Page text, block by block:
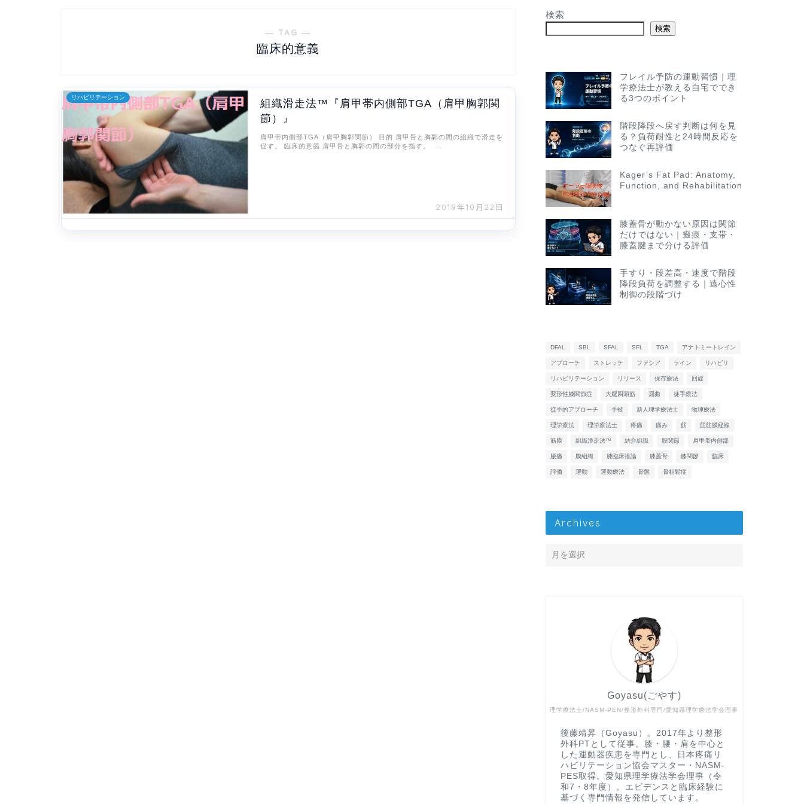
― TAG ―
臨床的意義
リハビリテーション
組織滑走法™『肩甲帯内側部TGA（肩甲胸郭関
節）』
2019年10月22日
肩甲帯内側部TGA（肩甲胸郭関節） 目的 肩甲骨と胸郭の間の組織で滑走を
促す。 臨床的意義 肩甲骨と胸郭の間の部分を指す。 …
検索
検索
フレイル予防の運動習慣｜理
学療法士が教える自宅ででき
る3つのポイント
階段降段へ戻す判断は何を見
る？負荷耐性と24時間反応を
つなぐ再評価
Kager’s Fat Pad: Anatomy,
Function, and Rehabilitation
膝蓋骨が動かない原因は関節
だけではない｜瘢痕・支帯・
膝蓋腱まで分ける評価
手すり・段差高・速度で階段
降段負荷を調整する｜遠心性
制御の段階づけ
DFAL SBL SFAL SFL TGA アナトミートレイン
アプローチ ストレッチ ファシア ライン リハビリ
リハビリテーション リリース 保存療法 回旋
変形性膝関節症 大腿四頭筋 屈曲 徒手療法
徒手的アプローチ 手技 新人理学療法士 物理療法
理学療法 理学療法士 疼痛 痛み 筋 筋筋膜経線
筋膜 組織滑走法™ 結合組織 股関節 肩甲帯内側部
腰痛 膜組織 膝臨床推論 膝蓋骨 膝関節 臨床
評価 運動 運動療法 骨盤 骨粗鬆症
Archives
理学療法士/NASM-PEN/整形外科専門/愛知県理学療法学会理事
Goyasu(ごやす)
後藤靖昇（Goyasu）。2017年より整形
外科PTとして従事。膝・腰・肩を中心と
した運動器疾患を専門とし、日本疼痛リ
ハビリテーション協会マスター・NASM-
PES取得。愛知県理学療法学会理事（令
和7・8年度）。エビデンスと臨床経験に
基づく専門情報を発信しています。